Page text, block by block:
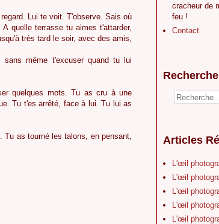
Lui te voit. T'observe. Sais où
quelle terrasse tu aimes t'attarder,
très tard le soir, avec des amis,
même t'excuser quand tu lui
quelques mots. Tu as cru à une
Tu t'es arrêté, face à lui. Tu lui as
Tu as tourné les talons, en pensant,
cracheur de
feu !
Contact
Recherche
Articles
L'œil
L'œil
L'œil
L'œil
L'œil